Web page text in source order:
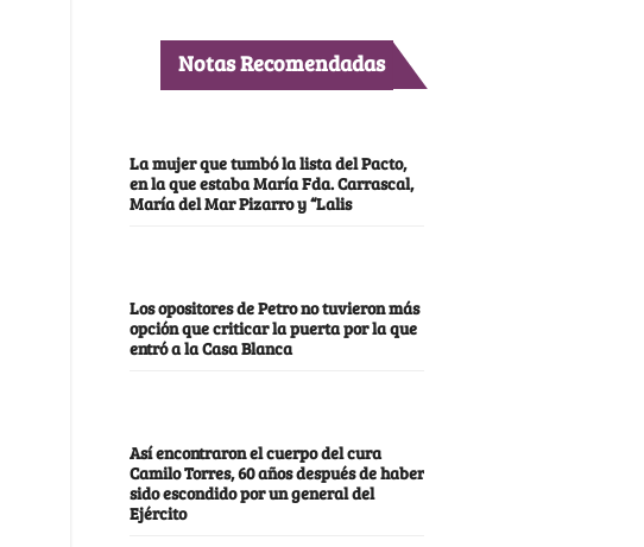
Notas Recomendadas
La mujer que tumbó la lista del Pacto,
en la que estaba María Fda. Carrascal,
María del Mar Pizarro y “Lalis
Los opositores de Petro no tuvieron más
opción que criticar la puerta por la que
entró a la Casa Blanca
Así encontraron el cuerpo del cura
Camilo Torres, 60 años después de haber
sido escondido por un general del
Ejército